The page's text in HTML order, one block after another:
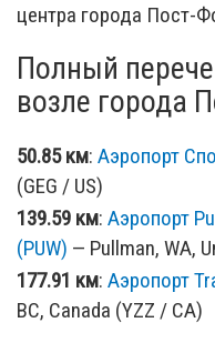
центра города Пост-
Полный
возле города
50.85 км: Аэропорт
(GEG / US)
139.59 км: Аэропорт
(PUW) — Pullman, WA,
177.91 км: Аэропорт
BC, Canada (YZZ / CA)